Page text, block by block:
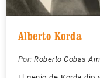
Alberto Korda
Por: Roberto Cobas